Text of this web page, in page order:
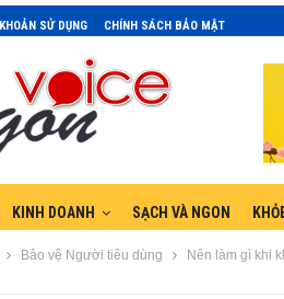
SỬ DỤNG CHÍNH SÁCH BẢO MẬT
KINH DOANH SẠCH VÀ NGON
Bảo vệ Người tiêu dùng Nên làm gì khi